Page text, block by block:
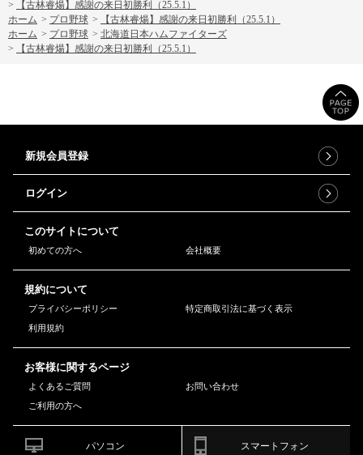
>
【古林睿煬】感謝の来日初勝利（25.5.1）
ホーム > プロ野球 >
【古林睿煬】感謝の来日初勝利（25.5.1）
ホーム > プロ野球 > 北海道日本ハムファイターズ
>
【古林睿煬】感謝の来日初勝利（25.5.1）
新規会員登録
ログイン
このサイトについて
初めての方へ 会社概要
規約について
プライバシーポリシー
特定商取引法に基づく表示
利用規約
お客様に関するページ
よくあるご質問
お問い合わせ
ご利用の方へ
パソコン スマートフォン